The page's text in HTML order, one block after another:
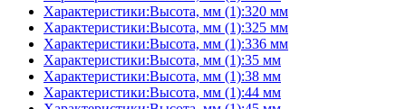
Характеристики:Высота, мм (1):320 мм
Характеристики:Высота, мм (1):325 мм
Характеристики:Высота, мм (1):336 мм
Характеристики:Высота, мм (1):35 мм
Характеристики:Высота, мм (1):38 мм
Характеристики:Высота, мм (1):44 мм